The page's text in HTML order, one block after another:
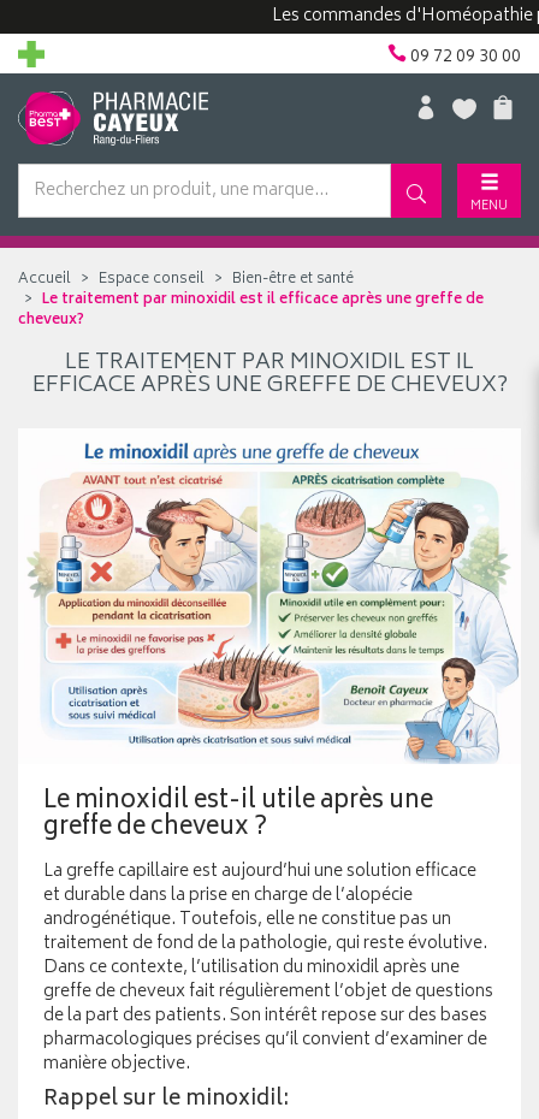
Les commandes d'Homéopathie
09 72 09 30 00
MENU
Accueil Espace conseil
Bien-être et santé
Le traitement par minoxidil est il efficace après une greffe de
cheveux?
LE TRAITEMENT PAR MINOXIDIL EST IL
EFFICACE APRÈS UNE GREFFE DE CHEVEUX?
Le minoxidil est-il utile après une
greffe de cheveux ?
La greffe capillaire est aujourd’hui une solution efficace
et durable dans la prise en charge de l’alopécie
androgénétique. Toutefois, elle ne constitue pas un
traitement de fond de la pathologie, qui reste évolutive.
Dans ce contexte, l’utilisation du minoxidil après une
greffe de cheveux fait régulièrement l’objet de questions
de la part des patients. Son intérêt repose sur des bases
pharmacologiques précises qu’il convient d’examiner de
manière objective.
Rappel sur le minoxidil: